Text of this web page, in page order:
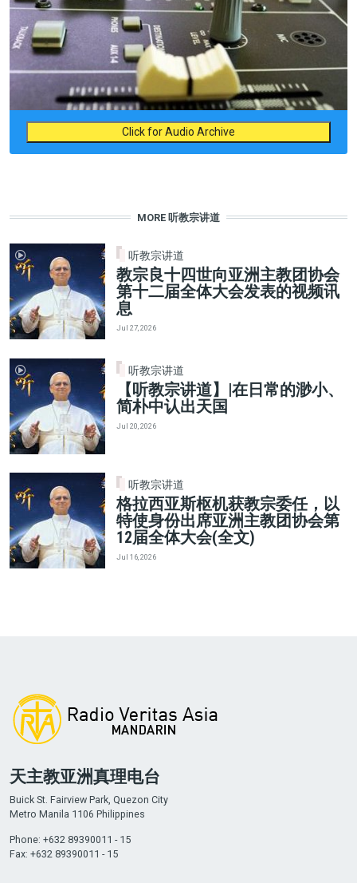
Click for Audio Archive
MORE 听教宗讲道
听教宗讲道
教宗良十四世向亚洲主教团协会
第十二届全体大会发表的视频讯
息
Jul 27, 2026
听教宗讲道
【听教宗讲道】|在日常的渺小、
简朴中认出天国
Jul 20, 2026
听教宗讲道
格拉西亚斯枢机获教宗委任，以
特使身份出席亚洲主教团协会第
12届全体大会(全文)
Jul 16, 2026
天主教亚洲真理电台
Buick St. Fairview Park, Quezon City
Metro Manila 1106 Philippines
Phone: +632 89390011 - 15
Fax: +632 89390011 - 15